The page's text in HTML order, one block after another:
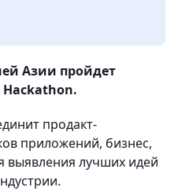
Азии пройдет
Hackathon.
продакт-
приложений, бизнес,
выявления лучших идей